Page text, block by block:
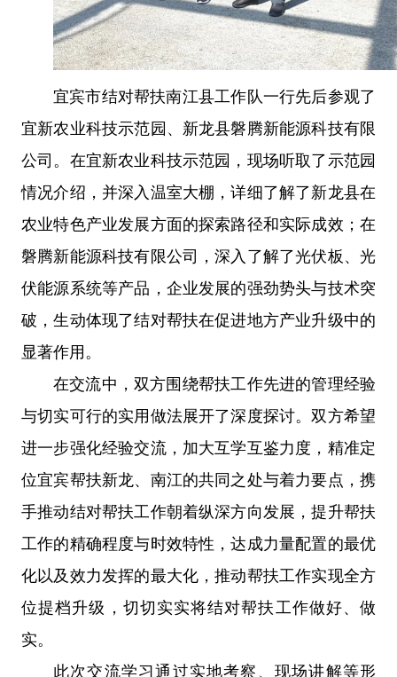
宜宾市结对帮扶南江县工作队一行先后参观了
宜新农业科技示范园、新龙县磐腾新能源科技有限
公司。在宜新农业科技示范园，现场听取了示范园
情况介绍，并深入温室大棚，详细了解了新龙县在
农业特色产业发展方面的探索路径和实际成效；在
磐腾新能源科技有限公司，深入了解了光伏板、光
伏能源系统等产品，企业发展的强劲势头与技术突
破，生动体现了结对帮扶在促进地方产业升级中的
显著作用。
在交流中，双方围绕帮扶工作先进的管理经验
与切实可行的实用做法展开了深度探讨。双方希望
进一步强化经验交流，加大互学互鉴力度，精准定
位宜宾帮扶新龙、南江的共同之处与着力要点，携
手推动结对帮扶工作朝着纵深方向发展，提升帮扶
工作的精确程度与时效特性，达成力量配置的最优
化以及效力发挥的最大化，推动帮扶工作实现全方
位提档升级，切切实实将结对帮扶工作做好、做
实。
此次交流学习通过实地考察、现场讲解等形